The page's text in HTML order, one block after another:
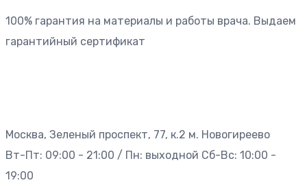
100% гарантия на материалы и работы врача. Выдаем
гарантийный сертификат
Москва, Зеленый проспект, 77, к.2 м. Новогиреево
Вт-Пт: 09:00 - 21:00 / Пн: выходной Сб-Вс: 10:00 -
19:00